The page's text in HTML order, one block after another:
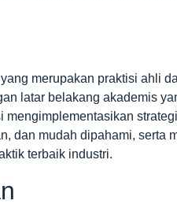
merupakan praktisi ahli
latar belakang akademis
mengimplementasikan
dan mudah dipahami, serta
terbaik industri.